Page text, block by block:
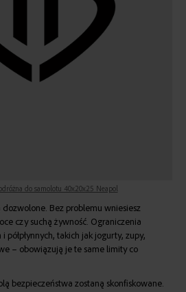
do samolotu 40x20x25 Neapol
dozwolone. Bez problemu wniesiesz
czy suchą żywność. Ograniczenia
półpłynnych, takich jak jogurty, zupy,
– obowiązują je te same limity co
bezpieczeństwa zostaną skonfiskowane.